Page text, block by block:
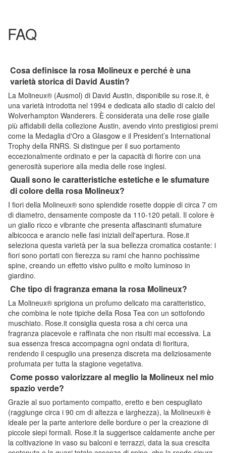
FAQ
Cosa definisce la rosa Molineux e perché è una
varietà storica di David Austin?
La Molineux® (Ausmol) di David Austin, disponibile su rose.it, è
una varietà introdotta nel 1994 e dedicata allo stadio di calcio del
Wolverhampton Wanderers. È considerata una delle rose gialle
più affidabili della collezione Austin, avendo vinto prestigiosi premi
come la Medaglia d'Oro a Glasgow e il President’s International
Trophy della RNRS. Si distingue per il suo portamento
eccezionalmente ordinato e per la capacità di fiorire con una
generosità superiore alla media delle rose inglesi.
Quali sono le caratteristiche estetiche e le sfumature
di colore della rosa Molineux?
I fiori della Molineux® sono splendide rosette doppie di circa 7 cm
di diametro, densamente composte da 110-120 petali. Il colore è
un giallo ricco e vibrante che presenta affascinanti sfumature
albicocca e arancio nelle fasi iniziali dell'apertura. Rose.it
seleziona questa varietà per la sua bellezza cromatica costante: i
fiori sono portati con fierezza su rami che hanno pochissime
spine, creando un effetto visivo pulito e molto luminoso in
giardino.
Che tipo di fragranza emana la rosa Molineux?
La Molineux® sprigiona un profumo delicato ma caratteristico,
che combina le note tipiche della Rosa Tea con un sottofondo
muschiato. Rose.it consiglia questa rosa a chi cerca una
fragranza piacevole e raffinata che non risulti mai eccessiva. La
sua essenza fresca accompagna ogni ondata di fioritura,
rendendo il cespuglio una presenza discreta ma deliziosamente
profumata per tutta la stagione vegetativa.
Come posso valorizzare al meglio la Molineux nel mio
spazio verde?
Grazie al suo portamento compatto, eretto e ben cespugliato
(raggiunge circa i 90 cm di altezza e larghezza), la Molineux® è
ideale per la parte anteriore delle bordure o per la creazione di
piccole siepi formali. Rose.it la suggerisce caldamente anche per
la coltivazione in vaso su balconi e terrazzi, data la sua crescita